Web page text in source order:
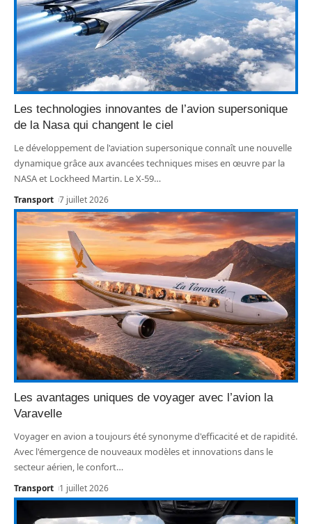
Les technologies innovantes de l’avion supersonique
de la Nasa qui changent le ciel
Le développement de l'aviation supersonique connaît une nouvelle
dynamique grâce aux avancées techniques mises en œuvre par la
NASA et Lockheed Martin. Le X-59…
Transport 7 juillet 2026
Les avantages uniques de voyager avec l’avion la
Varavelle
Voyager en avion a toujours été synonyme d'efficacité et de rapidité.
Avec l'émergence de nouveaux modèles et innovations dans le
secteur aérien, le confort…
Transport 1 juillet 2026